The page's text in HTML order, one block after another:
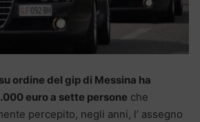
ordine del gip di Messina ha
euro a sette persone che
percepito, negli anni, l’ assegno